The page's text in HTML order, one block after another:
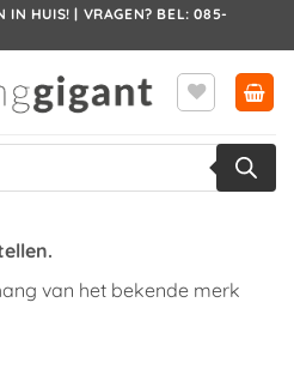
IN HUIS! | VRAGEN? BEL: 085-
van het bekende merk